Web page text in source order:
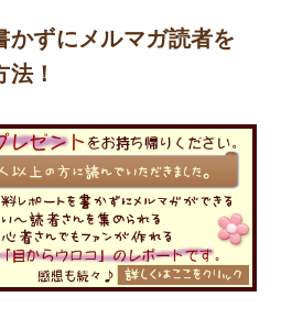
かずにメルマガ読者を
！